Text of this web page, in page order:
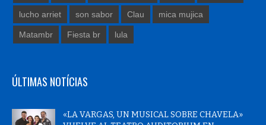
lucho arriet son sabor Clau mica mujica
Matambr Fiesta br lula
ÚLTIMAS NOTÍCIAS
«LA VARGAS, UN MUSICAL SOBRE CHAVELA»